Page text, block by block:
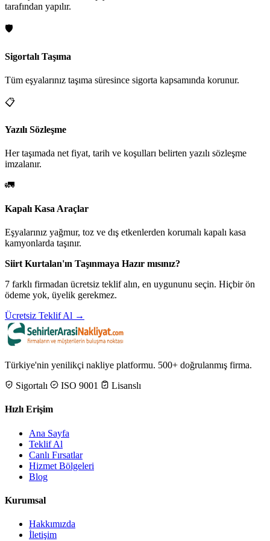
tarafından yapılır.
🛡️
Sigortalı Taşıma
Tüm eşyalarınız taşıma süresince sigorta kapsamında korunur.
📋
Yazılı Sözleşme
Her taşımada net fiyat, tarih ve koşulları belirten yazılı sözleşme
imzalanır.
🚛
Kapalı Kasa Araçlar
Eşyalarınız yağmur, toz ve dış etkenlerden korumalı kapalı kasa
kamyonlarda taşınır.
Siirt Kurtalan'ın Taşınmaya Hazır mısınız?
7 farklı firmadan ücretsiz teklif alın, en uygununu seçin. Hiçbir ön
ödeme yok, üyelik gerekmez.
Ücretsiz Teklif Al →
Türkiye'nin yenilikçi nakliye platformu. 500+ doğrulanmış firma.
Sigortalı
ISO 9001 Lisanslı
Hızlı Erişim
Ana Sayfa
Teklif Al
Canlı Fırsatlar
Hizmet Bölgeleri
Blog
Kurumsal
Hakkımızda
İletişim